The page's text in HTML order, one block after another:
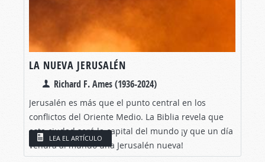
LA NUEVA JERUSALÉN
Richard F. Ames (1936-2024)
Jerusalén es más que el punto central en los
conflictos del Oriente Medio. La Biblia revela que
esta ciudad será la capital del mundo ¡y que un día
vendrá al mundo una Jerusalén nueva!
LEA EL ARTÍCULO